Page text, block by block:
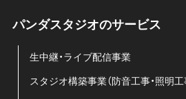
パンダスタジオのサービス
生中継・ライブ配信事業
スタジオ構築事業（防音工事・照明工